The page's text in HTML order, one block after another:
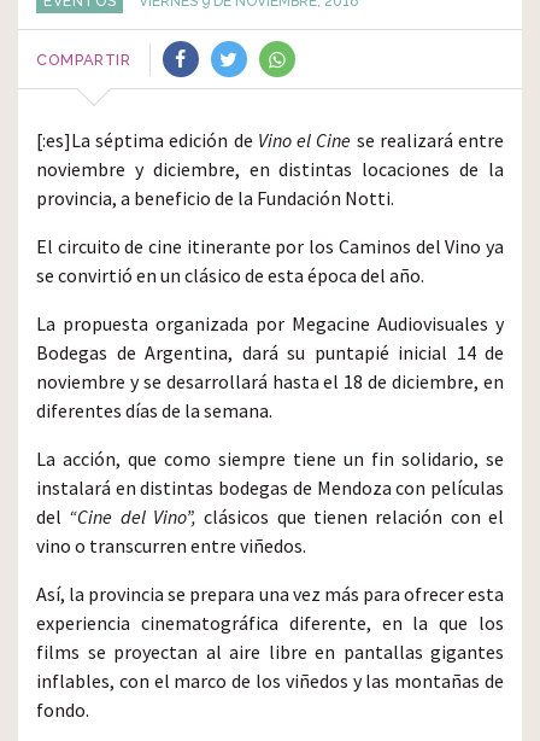
COMPARTIR
[:es]La séptima edición de Vino el Cine se realizará entre
noviembre y diciembre, en distintas locaciones de la
provincia, a beneficio de la Fundación Notti.
El circuito de cine itinerante por los Caminos del Vino ya
se convirtió en un clásico de esta época del año.
La propuesta organizada por Megacine Audiovisuales y
Bodegas de Argentina, dará su puntapié inicial 14 de
noviembre y se desarrollará hasta el 18 de diciembre, en
diferentes días de la semana.
La acción, que como siempre tiene un fin solidario, se
instalará en distintas bodegas de Mendoza con películas
del “Cine del Vino”, clásicos que tienen relación con el
vino o transcurren entre viñedos.
Así, la provincia se prepara una vez más para ofrecer esta
experiencia cinematográfica diferente, en la que los
films se proyectan al aire libre en pantallas gigantes
inflables, con el marco de los viñedos y las montañas de
fondo.